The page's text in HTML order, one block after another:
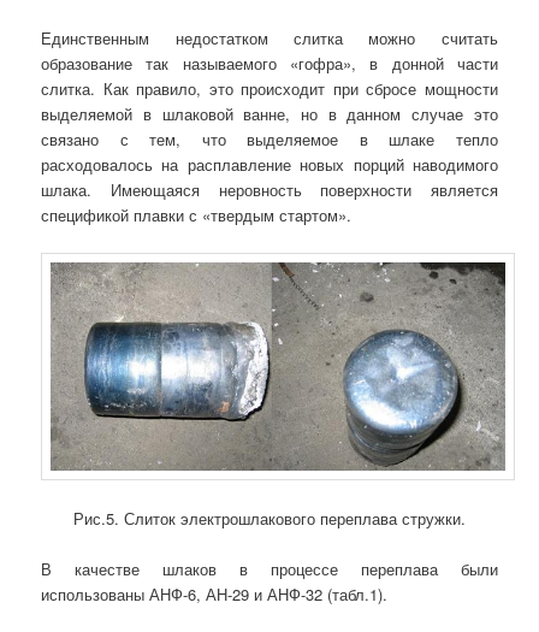
Единственным недостатком слитка можно считать
образование так называемого «гофра», в донной части
слитка. Как правило, это происходит при сбросе мощности
выделяемой в шлаковой ванне, но в данном случае это
связано с тем, что выделяемое в шлаке тепло
расходовалось на расплавление новых порций наводимого
шлака. Имеющаяся неровность поверхности является
спецификой плавки с «твердым стартом».
Рис.5. Слиток электрошлакового переплава стружки.
В качестве шлаков в процессе переплава были
использованы АНФ-6, АН-29 и АНФ-32 (табл.1).